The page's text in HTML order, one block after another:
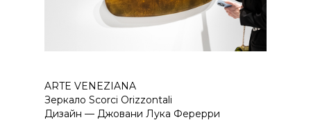
ARTE VENEZIANA
Зеркало Scorci Orizzontali
Дизайн — Джовани Лука Ферерри